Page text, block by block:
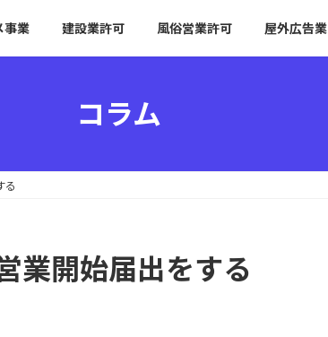
事業 建設業許可 風俗営業許可 屋外広告業
コラム
る
業開始届出をする